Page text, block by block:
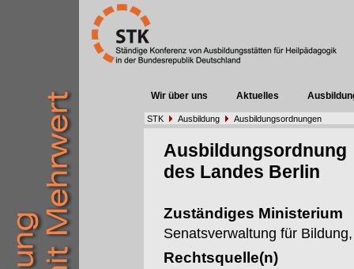
Wir über uns Aktuelles
STK Ausbildung Ausbildungsordnungen
Ausbildungsordnung
des Landes Berlin
Zuständiges Ministerium
Senatsverwaltung für
Rechtsquelle(n)